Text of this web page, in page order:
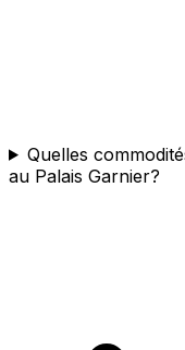
Quelles
au Palais Garnier?